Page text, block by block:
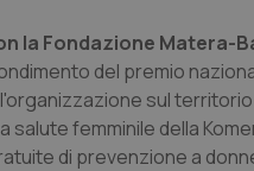
la Fondazione Matera-
del premio
sul
femminile della
di prevenzione a